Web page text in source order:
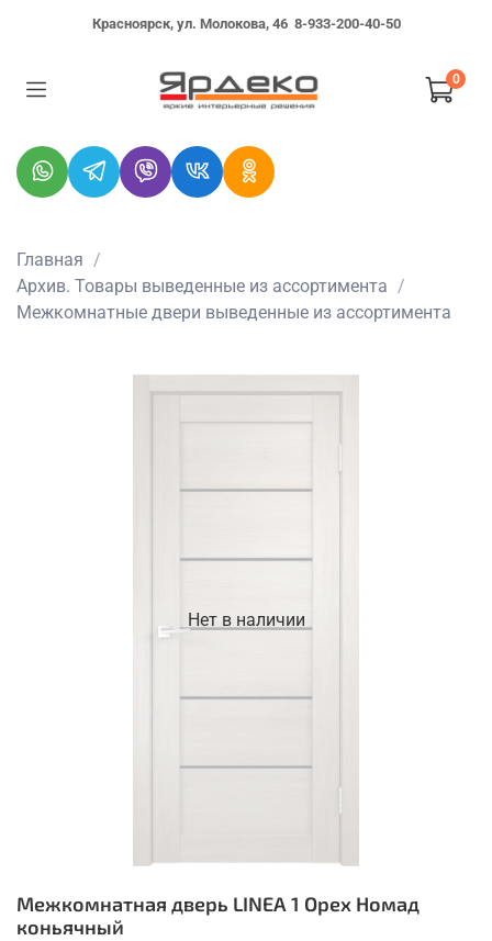
Красноярск, ул. Молокова, 46 8-933-200-40-50
0
Главная
Архив. Товары выведенные из ассортимента
Межкомнатные двери выведенные из ассортимента
Нет в наличии
Межкомнатная дверь LINEA 1 Орех Номад
коньячный